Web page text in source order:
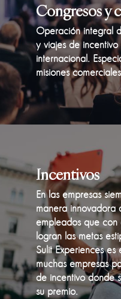
Congresos y
Operación integral
y viajes de
internacional.
misiones
Incentivos
En las empresas
manera innovadora
empleados que
logran las metas
Sulit Experiences
muchas empresas
de incentivo donde
su premio.